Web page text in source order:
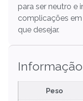
para ser neutro e
complicações
que desejar.
Peso